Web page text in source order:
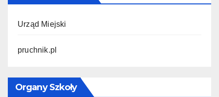
Urząd Miejski
pruchnik.pl
Organy Szkoły